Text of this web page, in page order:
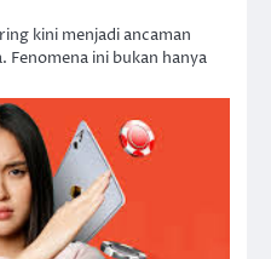
kini menjadi ancaman
Fenomena ini bukan hanya